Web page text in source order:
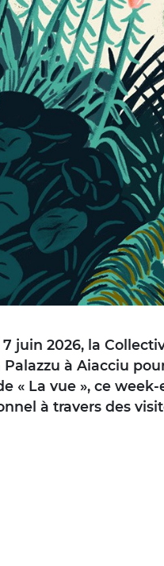
7 juin 2026, la
Palazzu à Aiacciu
« La vue », ce
à travers des